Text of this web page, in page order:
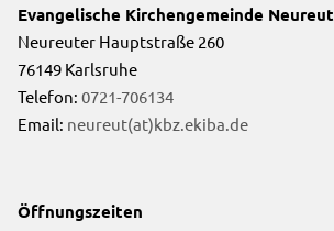
Evangelische Kirchengemeinde Neureut
Neureuter Hauptstraße 260
76149 Karlsruhe
Telefon: 0721-706134
Email: neureut(at)kbz.ekiba.de
Öffnungszeiten